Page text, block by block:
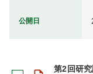
公開日
第2回研